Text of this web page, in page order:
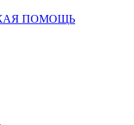
ПОМОЩЬ